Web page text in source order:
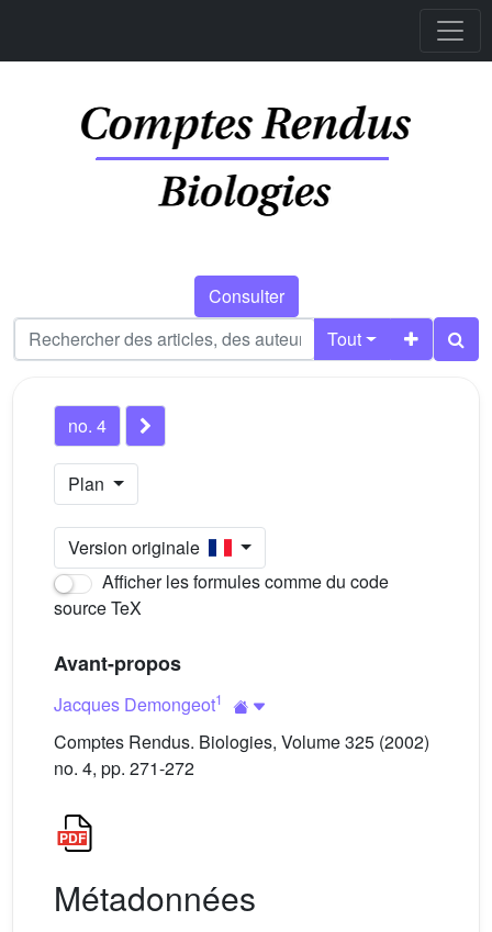
Consulter
Tout
no. 4
Plan
Version originale
Afficher les formules comme du code
source TeX
Avant-propos
Jacques Demongeot1
Comptes Rendus. Biologies, Volume 325 (2002)
no. 4, pp. 271-272
Métadonnées